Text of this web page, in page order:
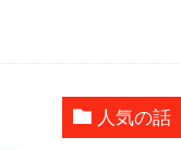
人気の話